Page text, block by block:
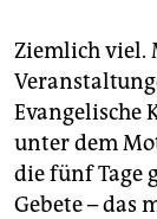
abo
genossenschaft
epaper login
Ziemlich viel.
Evangelische
unter dem
die fünf Tage
Gebete – das